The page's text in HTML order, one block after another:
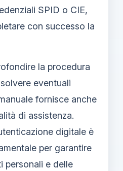
SPID o CIE,
con successo la
la procedura
eventuali
fornisce anche
di assistenza.
digitale è
per garantire
personali e delle